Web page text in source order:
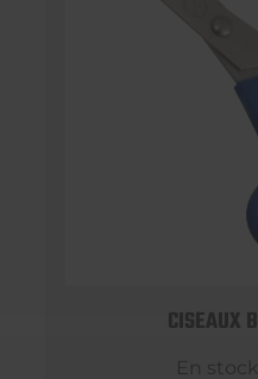
CISEAUX
En